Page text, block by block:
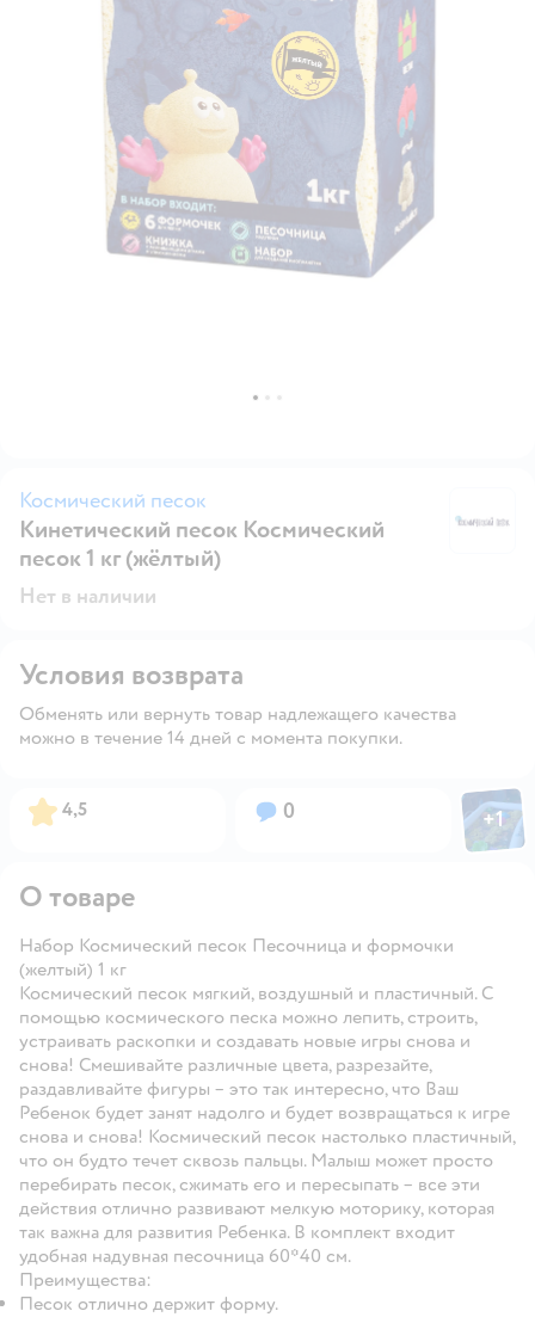
Космический песок
Кинетический песок Космический
песок 1 кг (жёлтый)
Нет в наличии
Условия возврата
Обменять или вернуть товар надлежащего качества
можно в течение 14 дней с момента покупки.
Рейтинг:
4,5 Вопросов:
0 Фото
+1
О товаре
Набор Космический песок Песочница и формочки
(желтый) 1 кг
Космический песок мягкий, воздушный и пластичный. С
помощью космического песка можно лепить, строить,
устраивать раскопки и создавать новые игры снова и
снова! Смешивайте различные цвета, разрезайте,
раздавливайте фигуры – это так интересно, что Ваш
Ребенок будет занят надолго и будет возвращаться к игре
снова и снова! Космический песок настолько пластичный,
что он будто течет сквозь пальцы. Малыш может просто
перебирать песок, сжимать его и пересыпать – все эти
действия отлично развивают мелкую моторику, которая
так важна для развития Ребенка. В комплект входит
удобная надувная песочница 60*40 см.
Преимущества:
Песок отлично держит форму.